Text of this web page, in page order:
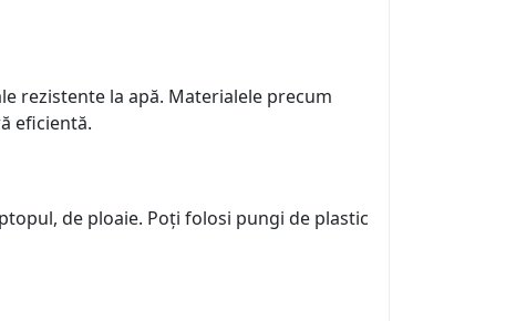
rezistente la apă. Materialele precum
eficientă.
de ploaie. Poți folosi pungi de plastic